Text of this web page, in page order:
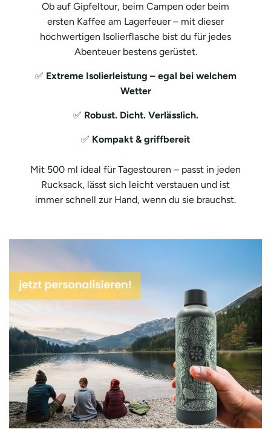
Ob auf Gipfeltour, beim Campen oder beim
ersten Kaffee am Lagerfeuer – mit dieser
hochwertigen Isolierflasche bist du für jedes
Abenteuer bestens gerüstet.
✅ Extreme Isolierleistung – egal bei welchem
Wetter
✅ Robust. Dicht. Verlässlich.
✅ Kompakt & griffbereit
Mit 500 ml ideal für Tagestouren – passt in jeden
Rucksack, lässt sich leicht verstauen und ist
immer schnell zur Hand, wenn du sie brauchst.